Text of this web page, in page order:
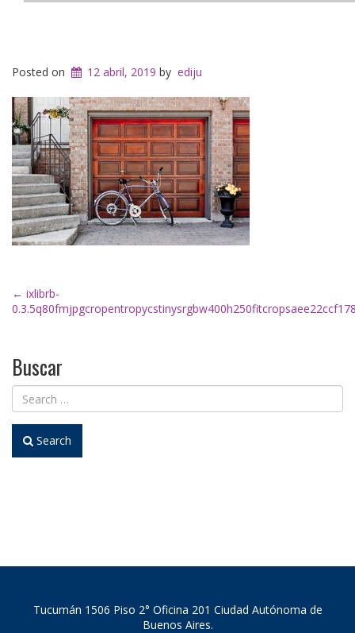
Posted on 12 abril, 2019 by ediju
Post
navigation
← ixlibrb-
Buscar
Search
Tucumán 1506 Piso 2° Oficina 201 Ciudad Autónoma de
Buenos Aires.